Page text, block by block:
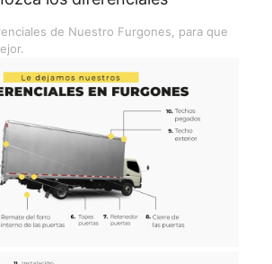
de Nuestro Furgones, para que